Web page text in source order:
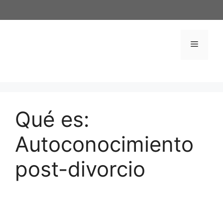
al
Menú
Qué es:
Autoconocimiento
post-divorcio